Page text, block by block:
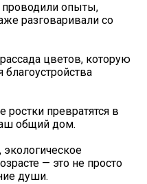
опыты,
разговаривали со
цветов, которую
превратятся в
общий дом.
— это не просто
души.